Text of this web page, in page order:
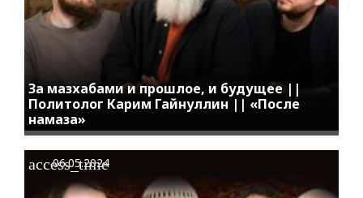
За мазхабами и прошлое, и будущее ||
Политолог Карим Гайнуллин || «После
намаза»
access_time
06.05.2024